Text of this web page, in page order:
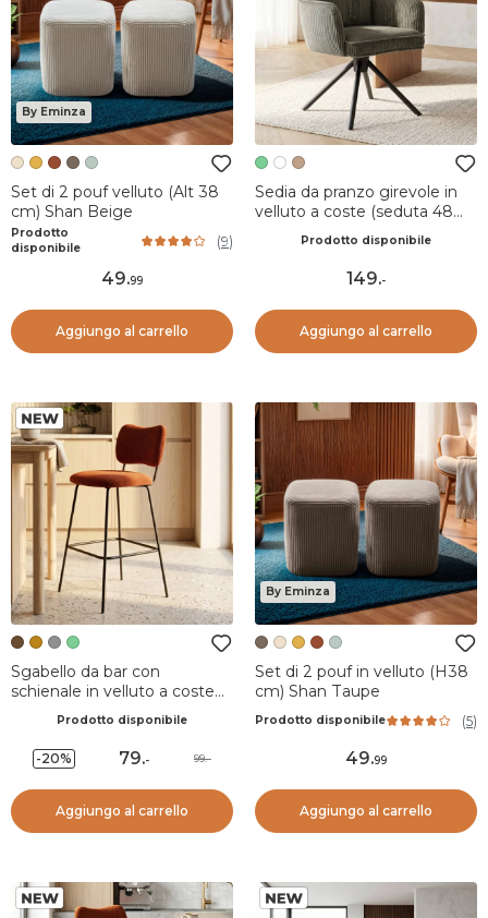
By Eminza
Set di 2 pouf velluto (Alt 38
cm) Shan Beige
Prodotto
disponibile
(9)
49.99
Aggiungo al carrello
Sedia da pranzo girevole in
velluto a coste (seduta 48
Prodotto disponibile
149.-
Aggiungo al carrello
Sgabello da bar con
schienale in velluto a coste
Marrone scuro
Prodotto disponibile
-20% 79.- 99.-
Aggiungo al carrello
By Eminza
Set di 2 pouf in velluto (H38
cm) Shan Taupe
Prodotto disponibile (5)
49.99
Aggiungo al carrello